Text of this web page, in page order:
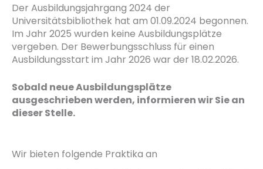
Der Ausbildungsjahrgang 2024 der
Universitätsbibliothek hat am 01.09.2024 begonnen.
Im Jahr 2025 wurden keine Ausbildungsplätze
vergeben. Der Bewerbungsschluss für einen
Ausbildungsstart im Jahr 2026 war der 18.02.2026.
Sobald neue Ausbildungsplätze
ausgeschrieben werden, informieren wir Sie an
dieser Stelle.
Wir bieten folgende Praktika an